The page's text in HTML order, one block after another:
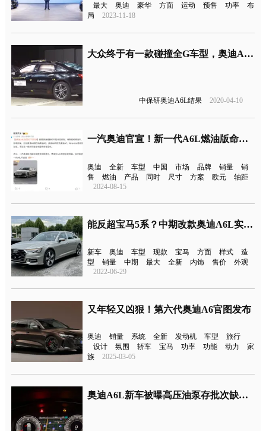
最大
奥迪 豪华 方面 运动 预售 功率
布
局
2023-11-18
大众终于有一款碰撞全G车型，奥迪A6L中保研结果发布
中保研奥迪A6L结果 2020-04-10
一汽奥迪官宣！新一代A6L燃油版命名不变
奥迪 全新 车型 中国 市场 品牌 销量
销
售
燃油 产品 同时 尺寸 方案 欧元
轴距
2024-08-15
能反超宝马5系？中期改款奥迪A6L实车曝光
新车 奥迪 车型 现款 宝马 方面 样式
造
型
销量 中期 最大 全新 内饰 售价
外观
2022-06-29
又年轻又凶狠！第六代奥迪A6官图发布
奥迪 销量 系统 全新 发动机 车型
旅行
设计
氛围 轿车 宝马 功率 功能 动力
家
族
2025-03-05
奥迪A6L新车被曝高压油泵存批次缺陷,客服：高科技太多所致